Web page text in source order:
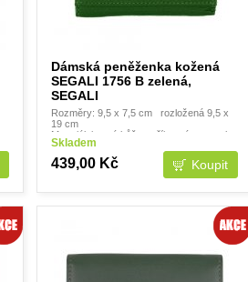
Dámská peněženka kožená
SEGALI 1756 B zelená,
SEGALI
Rozměry: 9,5 x 7,5 cm rozložená 9,5 x
19 cm
Materiál: jemná kůže - příjemná na omak
Krabička: NE
Skladem
439,00 Kč